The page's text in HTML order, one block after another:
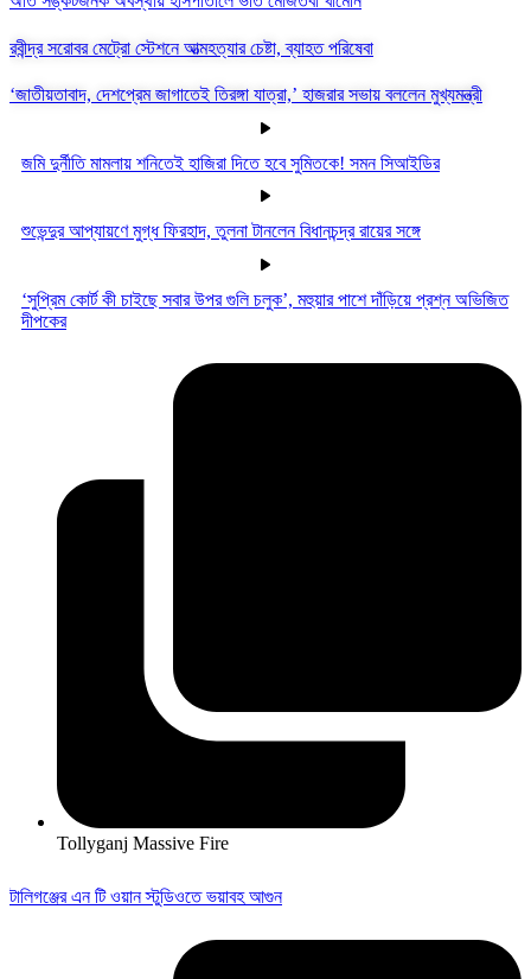
রবীন্দ্র সরোবর মেট্রো স্টেশনে আত্মহত্যার চেষ্টা, ব্যাহত পরিষেবা
‘জাতীয়তাবাদ, দেশপ্রেম জাগাতেই তিরঙ্গা যাত্রা,’ হাজরার সভায় বললেন মুখ্যমন্ত্রী
জমি দুর্নীতি মামলায় শনিতেই হাজিরা দিতে হবে সুমিতকে! সমন সিআইডির
শুভেন্দুর আপ্যায়ণে মুগ্ধ ফিরহাদ, তুলনা টানলেন বিধানচন্দ্র রায়ের সঙ্গে
‘সুপ্রিম কোর্ট কী চাইছে সবার উপর গুলি চলুক’, মহুয়ার পাশে দাঁড়িয়ে প্রশ্ন অভিজিত
দীপকের
Tollyganj Massive Fire
টালিগঞ্জের এন টি ওয়ান স্টুডিওতে ভয়াবহ আগুন